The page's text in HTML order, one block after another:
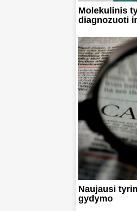
Molekulinis
diagnozuoti
Naujausi
gydymo